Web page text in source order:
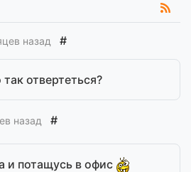
назад #
отвертеться?
назад #
и потащусь в офис